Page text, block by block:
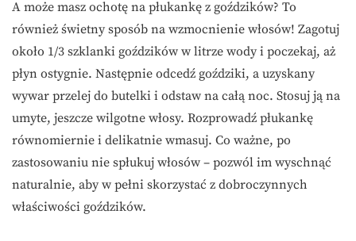
A może masz ochotę na płukankę z goździków? To
również świetny sposób na wzmocnienie włosów! Zagotuj
około 1/3 szklanki goździków w litrze wody i poczekaj, aż
płyn ostygnie. Następnie odcedź goździki, a uzyskany
wywar przelej do butelki i odstaw na całą noc. Stosuj ją na
umyte, jeszcze wilgotne włosy. Rozprowadź płukankę
równomiernie i delikatnie wmasuj. Co ważne, po
zastosowaniu nie spłukuj włosów – pozwól im wyschnąć
naturalnie, aby w pełni skorzystać z dobroczynnych
właściwości goździków.